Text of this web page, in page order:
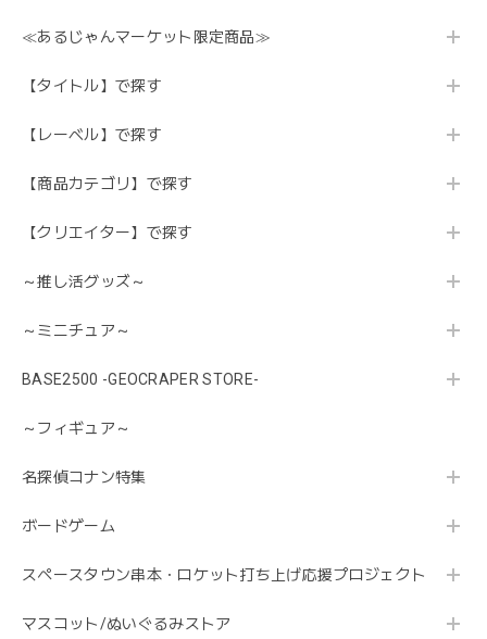
≪あるじゃんマーケット限定商品≫
【タイトル】で探す
【レーベル】で探す
【商品カテゴリ】で探す
【クリエイター】で探す
～推し活グッズ～
～ミニチュア～
BASE2500 -GEOCRAPER STORE-
～フィギュア～
名探偵コナン特集
ボードゲーム
スペースタウン串本・ロケット打ち上げ応援プロジェクト
マスコット/ぬいぐるみストア